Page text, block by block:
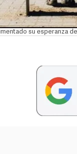
su esperanza